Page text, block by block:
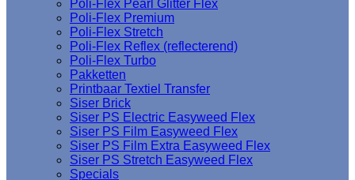
Poli-Flex Pearl Glitter Flex
Poli-Flex Premium
Poli-Flex Stretch
Poli-Flex Reflex (reflecterend)
Poli-Flex Turbo
Pakketten
Printbaar Textiel Transfer
Siser Brick
Siser PS Electric Easyweed Flex
Siser PS Film Easyweed Flex
Siser PS Film Extra Easyweed Flex
Siser PS Stretch Easyweed Flex
Specials